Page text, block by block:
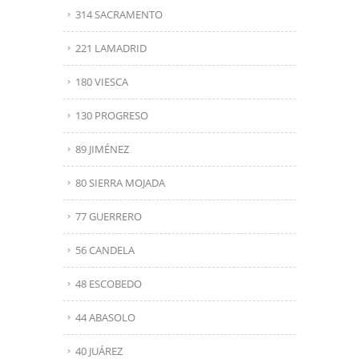
314 SACRAMENTO
221 LAMADRID
180 VIESCA
130 PROGRESO
89 JIMÉNEZ
80 SIERRA MOJADA
77 GUERRERO
56 CANDELA
48 ESCOBEDO
44 ABASOLO
40 JUÁREZ